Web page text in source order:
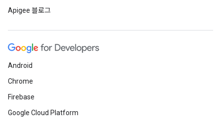
Apigee 블로그
Android
Chrome
Firebase
Google Cloud Platform